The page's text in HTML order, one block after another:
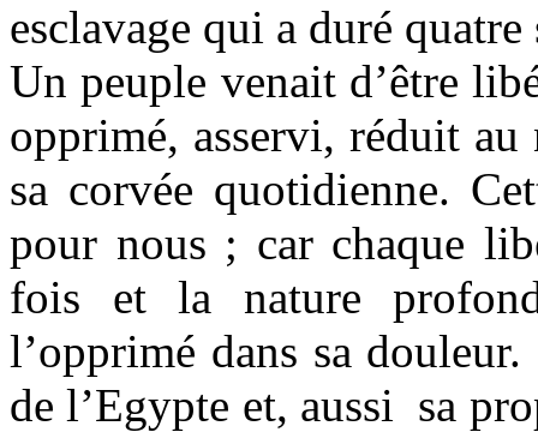
esclavage qui a duré
Un peuple venait d’être
opprimé, asservi, réduit au
sa corvée quotidienne.
pour nous ; car chaque
fois et la nature
l’opprimé dans sa
de l’Egypte et, aussi sa